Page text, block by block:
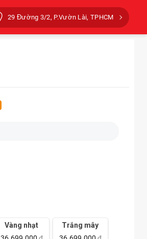
29 Đường 3/2, P.Vườn Lài, TPHCM
Vàng nhạt
Trắng mây